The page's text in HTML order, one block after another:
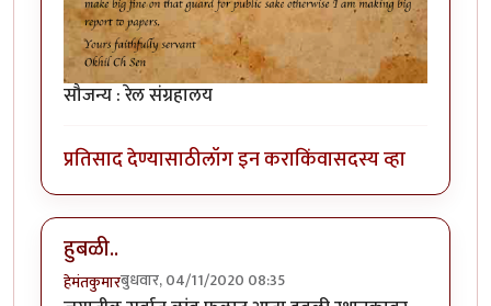
सौजन्य : रेल संग्रहालय
प्रतिसाद देण्यासाठीलॉग इन कराकिंवासदस्य व्हा
हुबळी..
हेमंतकुमारबुधवार, 04/11/2020 08:35